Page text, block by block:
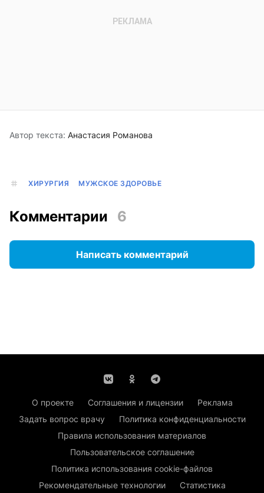
Автор текста: Анастасия Романова
ХИРУРГИЯ МУЖСКОЕ ЗДОРОВЬЕ
Комментарии 6
Написать комментарий
О проекте Соглашения и лицензии
Реклама
Задать вопрос врачу
Политика конфиденциальности
Правила использования материалов
Пользовательское соглашение
Политика использования cookie-файлов
Рекомендательные технологии
Статистика